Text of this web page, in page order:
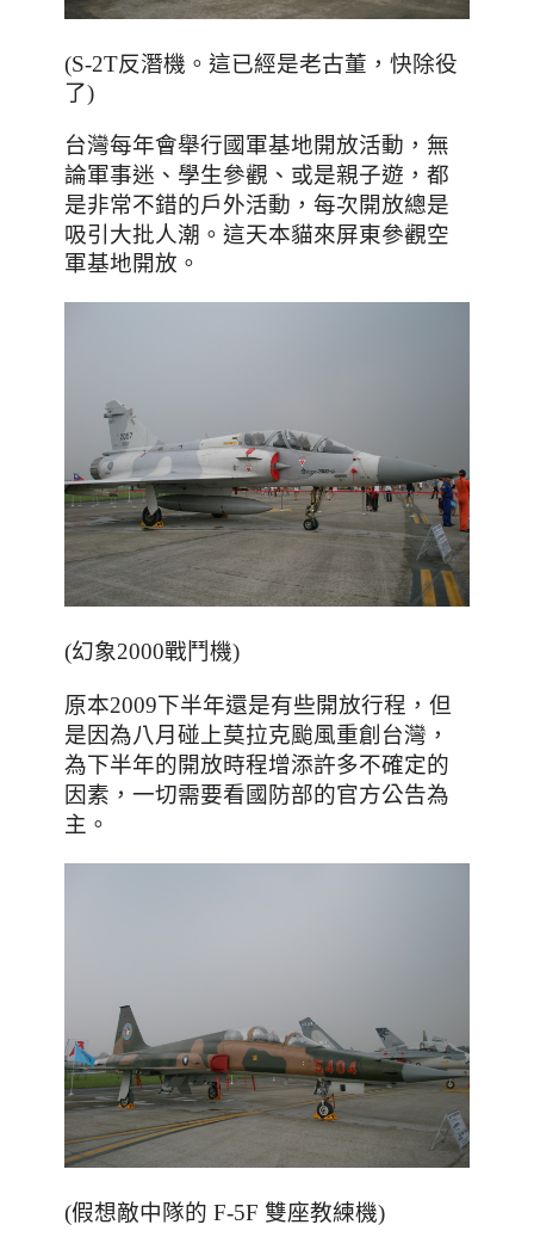
(S-2T反潛機 。這已經是老古董，快除役
了)
台灣每年會舉行國軍基地開放活動， 無
論軍事迷 、學生參觀、或是親子遊 ， 都
是非常不錯的戶外活動 ，每次開放總是
吸引大批人潮 。這天本貓來屏東參觀空
軍基地開放。
(幻象2000戰鬥機)
原本2009下半年還是有些開放行程 ，但
是因為八月碰上莫拉克颱風重創台灣 ，
為下半年的開放時程增添許多不確定的
因素 ，一切需要看國防部的官方公告為
主 。
(假想敵中隊的 F-5F 雙座教練機)